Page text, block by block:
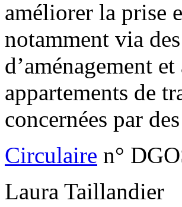
améliorer la prise
notamment via
d’aménagement
appartements de
concernées par
Circulaire n°
Laura Taillandier